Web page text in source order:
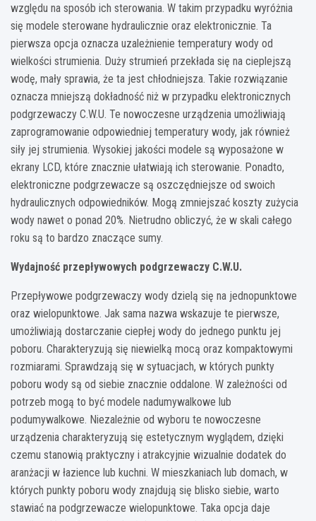
względu na sposób ich sterowania. W takim przypadku wyróżnia
się modele sterowane hydraulicznie oraz elektronicznie. Ta
pierwsza opcja oznacza uzależnienie temperatury wody od
wielkości strumienia. Duży strumień przekłada się na cieplejszą
wodę, mały sprawia, że ta jest chłodniejsza. Takie rozwiązanie
oznacza mniejszą dokładność niż w przypadku elektronicznych
podgrzewaczy C.W.U. Te nowoczesne urządzenia umożliwiają
zaprogramowanie odpowiedniej temperatury wody, jak również
siły jej strumienia. Wysokiej jakości modele są wyposażone w
ekrany LCD, które znacznie ułatwiają ich sterowanie. Ponadto,
elektroniczne podgrzewacze są oszczędniejsze od swoich
hydraulicznych odpowiedników. Mogą zmniejszać koszty zużycia
wody nawet o ponad 20%. Nietrudno obliczyć, że w skali całego
roku są to bardzo znaczące sumy.
Wydajność przepływowych podgrzewaczy C.W.U.
Przepływowe podgrzewaczy wody dzielą się na jednopunktowe
oraz wielopunktowe. Jak sama nazwa wskazuje te pierwsze,
umożliwiają dostarczanie ciepłej wody do jednego punktu jej
poboru. Charakteryzują się niewielką mocą oraz kompaktowymi
rozmiarami. Sprawdzają się w sytuacjach, w których punkty
poboru wody są od siebie znacznie oddalone. W zależności od
potrzeb mogą to być modele nadumywalkowe lub
podumywalkowe. Niezależnie od wyboru te nowoczesne
urządzenia charakteryzują się estetycznym wyglądem, dzięki
czemu stanowią praktyczny i atrakcyjnie wizualnie dodatek do
aranżacji w łazience lub kuchni. W mieszkaniach lub domach, w
których punkty poboru wody znajdują się blisko siebie, warto
stawiać na podgrzewacze wielopunktowe. Taka opcja daje